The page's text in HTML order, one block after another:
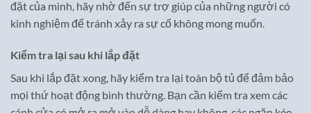
đặt của mình, hãy nhờ đến sự trợ giúp của những người có
kinh nghiệm để tránh xảy ra sự cố không mong muốn.
Kiểm tra lại sau khi lắp đặt
Sau khi lắp đặt xong, hãy kiểm tra lại toàn bộ tủ để đảm bảo
mọi thứ hoạt động bình thường. Bạn cần kiểm tra xem các